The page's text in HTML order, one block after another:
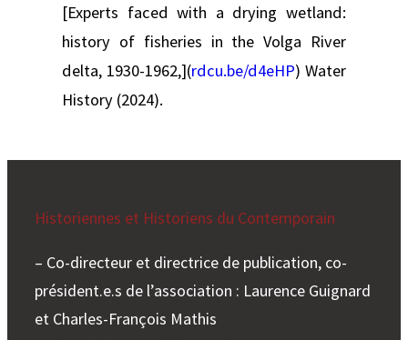
[Experts faced with a drying wetland:
history of fisheries in the Volga River
delta, 1930-1962,](rdcu.be/d4eHP) Water
History (2024).
Historiennes et Historiens du Contemporain
– Co-directeur et directrice de publication, co-
président.e.s de l’association : Laurence Guignard
et Charles-François Mathis